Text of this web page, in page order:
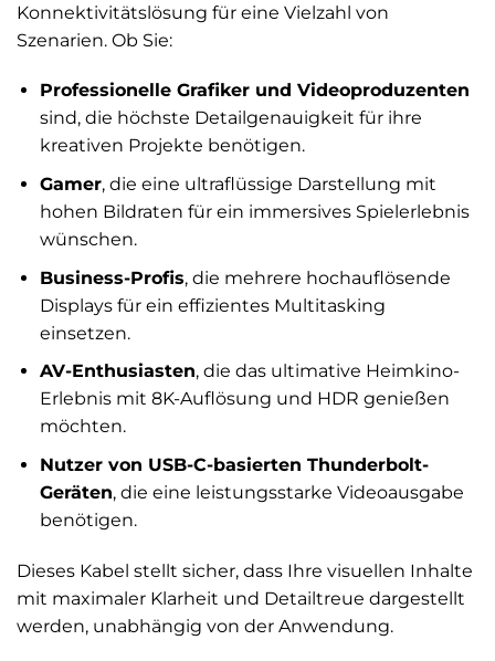
Konnektivitätslösung für eine Vielzahl von
Szenarien. Ob Sie:
Professionelle Grafiker und Videoproduzenten
sind, die höchste Detailgenauigkeit für ihre
kreativen Projekte benötigen.
Gamer, die eine ultraflüssige Darstellung mit
hohen Bildraten für ein immersives Spielerlebnis
wünschen.
Business-Profis, die mehrere hochauflösende
Displays für ein effizientes Multitasking
einsetzen.
AV-Enthusiasten, die das ultimative Heimkino-
Erlebnis mit 8K-Auflösung und HDR genießen
möchten.
Nutzer von USB-C-basierten Thunderbolt-
Geräten, die eine leistungsstarke Videoausgabe
benötigen.
Dieses Kabel stellt sicher, dass Ihre visuellen Inhalte
mit maximaler Klarheit und Detailtreue dargestellt
werden, unabhängig von der Anwendung.